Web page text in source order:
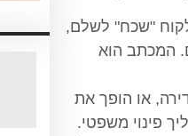
"שכח" לשלם,
המכתב הוא
או הופך את
פינוי משפטי.